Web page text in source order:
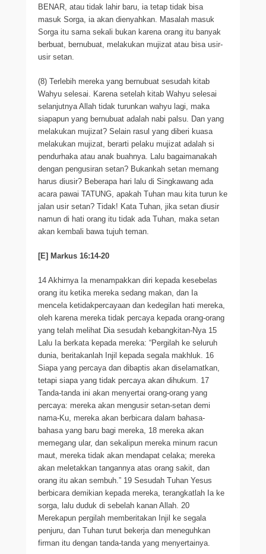
BENAR, atau tidak lahir baru, ia tetap tidak bisa
masuk Sorga, ia akan dienyahkan. Masalah masuk
Sorga itu sama sekali bukan karena orang itu banyak
berbuat, bernubuat, melakukan mujizat atau bisa usir-
usir setan.
(8) Terlebih mereka yang bernubuat sesudah kitab
Wahyu selesai. Karena setelah kitab Wahyu selesai
selanjutnya Allah tidak turunkan wahyu lagi, maka
siapapun yang bernubuat adalah nabi palsu. Dan yang
melakukan mujizat? Selain rasul yang diberi kuasa
melakukan mujizat, berarti pelaku mujizat adalah si
pendurhaka atau anak buahnya. Lalu bagaimanakah
dengan pengusiran setan? Bukankah setan memang
harus diusir? Beberapa hari lalu di Singkawang ada
acara pawai TATUNG, apakah Tuhan mau kita turun ke
jalan usir setan? Tidak! Kata Tuhan, jika setan diusir
namun di hati orang itu tidak ada Tuhan, maka setan
akan kembali bawa tujuh teman.
[E] Markus 16:14-20
14 Akhirnya Ia menampakkan diri kepada kesebelas
orang itu ketika mereka sedang makan, dan Ia
mencela ketidakpercayaan dan kedegilan hati mereka,
oleh karena mereka tidak percaya kepada orang-orang
yang telah melihat Dia sesudah kebangkitan-Nya 15
Lalu Ia berkata kepada mereka: “Pergilah ke seluruh
dunia, beritakanlah Injil kepada segala makhluk. 16
Siapa yang percaya dan dibaptis akan diselamatkan,
tetapi siapa yang tidak percaya akan dihukum. 17
Tanda-tanda ini akan menyertai orang-orang yang
percaya: mereka akan mengusir setan-setan demi
nama-Ku, mereka akan berbicara dalam bahasa-
bahasa yang baru bagi mereka, 18 mereka akan
memegang ular, dan sekalipun mereka minum racun
maut, mereka tidak akan mendapat celaka; mereka
akan meletakkan tangannya atas orang sakit, dan
orang itu akan sembuh.” 19 Sesudah Tuhan Yesus
berbicara demikian kepada mereka, terangkatlah Ia ke
sorga, lalu duduk di sebelah kanan Allah. 20
Merekapun pergilah memberitakan Injil ke segala
penjuru, dan Tuhan turut bekerja dan meneguhkan
firman itu dengan tanda-tanda yang menyertainya.